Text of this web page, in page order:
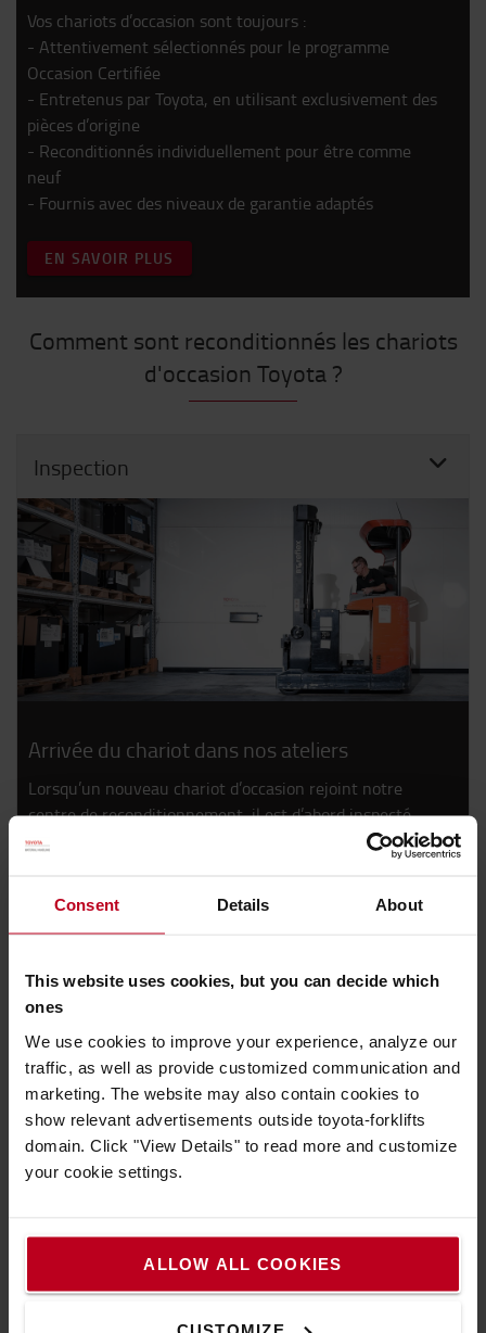
Consent Details About
This website uses cookies, but you can decide which
ones
We use cookies to improve your experience, analyze our
traffic, as well as provide customized communication and
marketing. The website may also contain cookies to
show relevant advertisements outside toyota-forklifts
domain. Click "View Details" to read more and customize
your cookie settings.
ALLOW ALL COOKIES
Vos chariots d’occasion sont toujours :
- Attentivement sélectionnés pour le programme
Occasion Certifiée
- Entretenus par Toyota, en utilisant exclusivement des
pièces d’origine
- Reconditionnés individuellement pour être comme
neuf
- Fournis avec des niveaux de garantie adaptés
EN SAVOIR PLUS
Comment sont reconditionnés les chariots
d'occasion Toyota ?
Inspection
Arrivée du chariot dans nos ateliers
Lorsqu’un nouveau chariot d’occasion rejoint notre
centre de reconditionnement, il est d’abord inspecté
pour déterminer si il est éligible à la vente. Sa batterie
est mise en charge afin d’en tester l’état et la capacité.
Nettoyage
Tests
Peinture
Inspection finale
Bon à savoir lorsque vous louez, achetez ou
essayez un chariot d'occasion